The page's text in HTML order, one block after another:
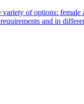
of options:
and in